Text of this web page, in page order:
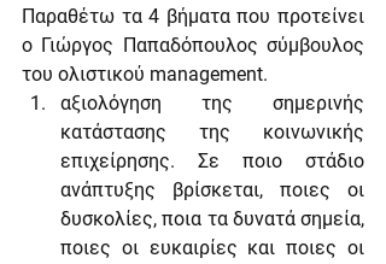
Παραθέτω τα 4 βήματα που προτείνει
ο Γιώργος Παπαδόπουλος σύμβουλος
του ολιστικού management.
αξιολόγηση της σημερινής
κατάστασης της κοινωνικής
επιχείρησης. Σε ποιο στάδιο
ανάπτυξης βρίσκεται, ποιες οι
δυσκολίες, ποια τα δυνατά σημεία,
ποιες οι ευκαιρίες και ποιες οι